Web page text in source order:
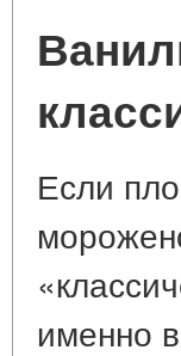
Если
именно